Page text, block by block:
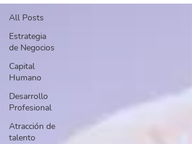
All Posts
Estrategia
de Negocios
Capital
Humano
Desarrollo
Profesional
Atracción de
talento